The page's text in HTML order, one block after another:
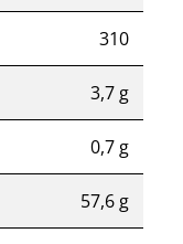
310
3,7 g
0,7 g
57,6 g